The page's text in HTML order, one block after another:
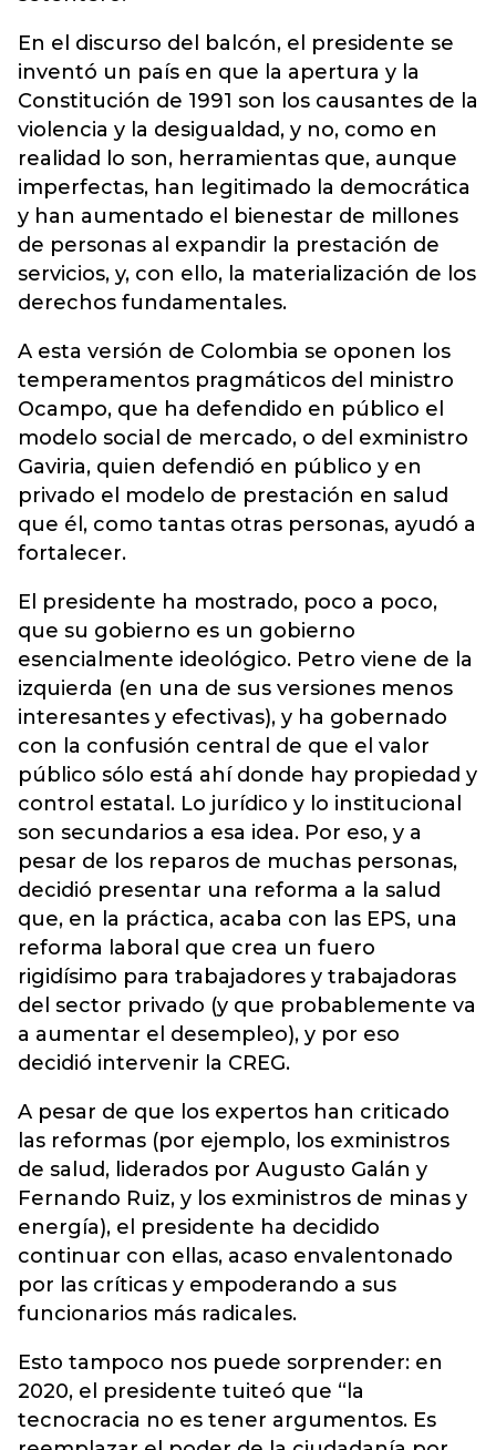
En el discurso del balcón, el presidente se
inventó un país en que la apertura y la
Constitución de 1991 son los causantes de la
violencia y la desigualdad, y no, como en
realidad lo son, herramientas que, aunque
imperfectas, han legitimado la democrática
y han aumentado el bienestar de millones
de personas al expandir la prestación de
servicios, y, con ello, la materialización de los
derechos fundamentales.
A esta versión de Colombia se oponen los
temperamentos pragmáticos del ministro
Ocampo, que ha defendido en público el
modelo social de mercado, o del exministro
Gaviria, quien defendió en público y en
privado el modelo de prestación en salud
que él, como tantas otras personas, ayudó a
fortalecer.
El presidente ha mostrado, poco a poco,
que su gobierno es un gobierno
esencialmente ideológico. Petro viene de la
izquierda (en una de sus versiones menos
interesantes y efectivas), y ha gobernado
con la confusión central de que el valor
público sólo está ahí donde hay propiedad y
control estatal. Lo jurídico y lo institucional
son secundarios a esa idea. Por eso, y a
pesar de los reparos de muchas personas,
decidió presentar una reforma a la salud
que, en la práctica, acaba con las EPS, una
reforma laboral que crea un fuero
rigidísimo para trabajadores y trabajadoras
del sector privado (y que probablemente va
a aumentar el desempleo), y por eso
decidió intervenir la CREG.
A pesar de que los expertos han criticado
las reformas (por ejemplo, los exministros
de salud, liderados por Augusto Galán y
Fernando Ruiz, y los exministros de minas y
energía), el presidente ha decidido
continuar con ellas, acaso envalentonado
por las críticas y empoderando a sus
funcionarios más radicales.
Esto tampoco nos puede sorprender: en
2020, el presidente tuiteó que “la
tecnocracia no es tener argumentos. Es